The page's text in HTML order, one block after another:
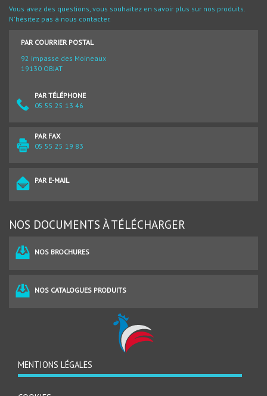
Vous avez des questions, vous souhaitez en savoir plus sur nos produits.
N'hésitez pas à nous contacter.
PAR COURRIER POSTAL
92 impasse des Moineaux
19130 OBJAT
PAR TÉLÉPHONE
05 55 25 13 46
PAR FAX
05 55 25 19 83
PAR E-MAIL
NOS DOCUMENTS À TÉLÉCHARGER
NOS BROCHURES
NOS CATALOGUES PRODUITS
MENU
MENTIONS LÉGALES